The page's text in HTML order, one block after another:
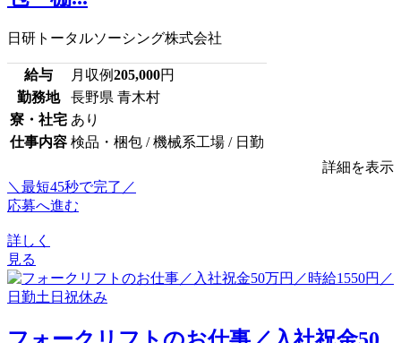
日研トータルソーシング株式会社
給与 月収例205,000円
勤務地
長野県 青木村
寮・社宅 あり
仕事内容 検品・梱包 / 機械系工場 / 日勤
詳細を表示
＼最短45秒で完了／
応募へ進む
詳しく
見る